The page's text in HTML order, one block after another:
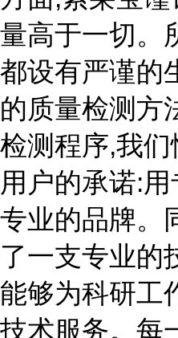
量高于一切。
都设有严谨的
的质量检测方
检测程序,我
用户的承诺:
专业的品牌。
了一支专业的
能够为科研工
技术服务。每